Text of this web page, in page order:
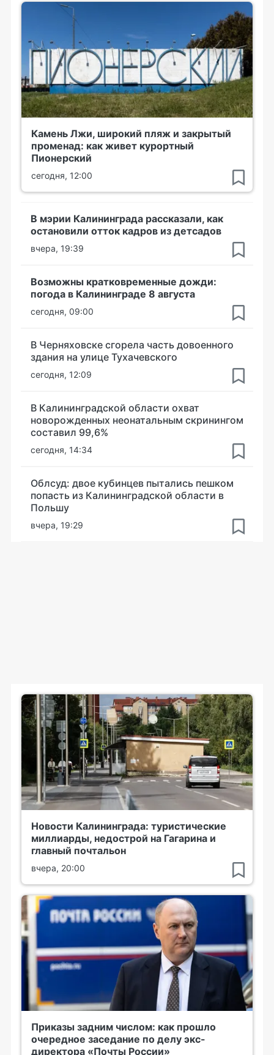
Камень Лжи, широкий пляж и закрытый
променад: как живет курортный
Пионерский
сегодня, 12:00
В мэрии Калининграда рассказали, как
остановили отток кадров из детсадов
вчера, 19:39
Возможны кратковременные дожди:
погода в Калининграде 8 августа
сегодня, 09:00
В Черняховске сгорела часть довоенного
здания на улице Тухачевского
сегодня, 12:09
В Калининградской области охват
новорожденных неонатальным скринингом
составил 99,6%
сегодня, 14:34
Облсуд: двое кубинцев пытались пешком
попасть из Калининградской области в
Польшу
вчера, 19:29
Новости Калининграда: туристические
миллиарды, недострой на Гагарина и
главный почтальон
вчера, 20:00
Приказы задним числом: как прошло
очередное заседание по делу экс-
директора «Почты России»